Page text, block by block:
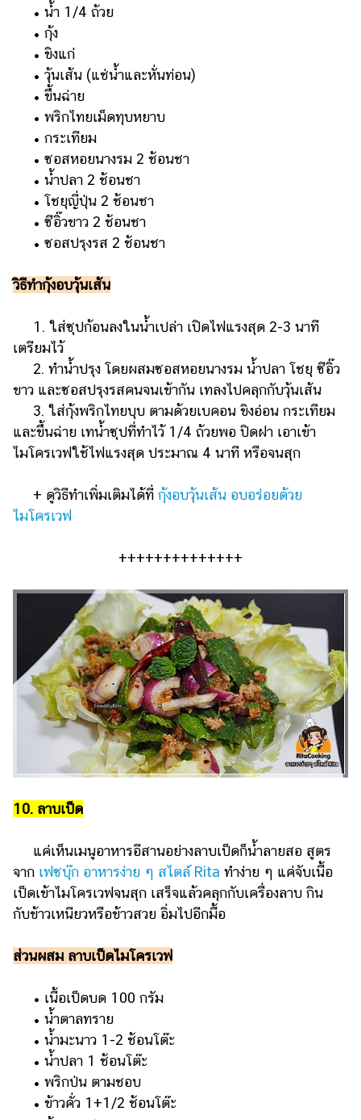
• น้ำ 1/4 ถ้วย
• กุ้ง
• ขิงแก่
• วุ้นเส้น (แช่น้ำและหั่นท่อน)
• ขึ้นฉ่าย
• พริกไทยเม็ดทุบหยาบ
• กระเทียม
• ซอสหอยนางรม 2 ช้อนชา
• น้ำปลา 2 ช้อนชา
• โชยุญี่ปุ่น 2 ช้อนชา
• ซีอิ๊วขาว 2 ช้อนชา
• ซอสปรุงรส 2 ช้อนชา
วิธีทำกุ้งอบวุ้นเส้น
1. ใส่ซุปก้อนลงในน้ำเปล่า เปิดไฟแรงสุด 2-3 นาที
เตรียมไว้
2. ทำน้ำปรุง โดยผสมซอสหอยนางรม น้ำปลา โชยุ ซีอิ๊ว
ขาว และซอสปรุงรสคนจนเข้ากัน เทลงไปคลุกกับวุ้นเส้น
3. ใส่กุ้งพริกไทยบุบ ตามด้วยเบคอน ขิงอ่อน กระเทียม
และขึ้นฉ่าย เทน้ำซุปที่ทำไว้ 1/4 ถ้วยพอ ปิดฝา เอาเข้า
ไมโครเวฟใช้ไฟแรงสุด ประมาณ 4 นาที หรือจนสุก
+ ดูวิธีทำเพิ่มเติมได้ที่ กุ้งอบวุ้นเส้น อบอร่อยด้วย
ไมโครเวฟ
++++++++++++++
10. ลาบเป็ด
แค่เห็นเมนูอาหารอีสานอย่างลาบเป็ดก็น้ำลายสอ สูตร
จาก เฟซบุ๊ก อาหารง่าย ๆ สไตล์ Rita ทำง่าย ๆ แค่จับเนื้อ
เป็ดเข้าไมโครเวฟจนสุก เสร็จแล้วคลุกกับเครื่องลาบ กิน
กับข้าวเหนียวหรือข้าวสวย อิ่มไปอีกมื้อ
ส่วนผสม ลาบเป็ดไมโครเวฟ
• เนื้อเป็ดบด 100 กรัม
• น้ำตาลทราย
• น้ำมะนาว 1-2 ช้อนโต๊ะ
• น้ำปลา 1 ช้อนโต๊ะ
• พริกป่น ตามชอบ
• ข้าวคั่ว 1+1/2 ช้อนโต๊ะ